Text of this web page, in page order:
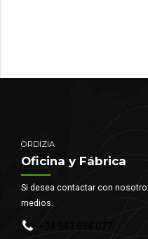
ORDIZIA
Oficina y Fábrica
Si desea contactar con
medios.
+34 943 884 077